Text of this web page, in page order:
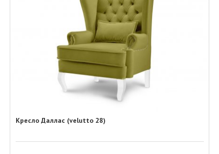
Кресло Даллас (velutto 28)